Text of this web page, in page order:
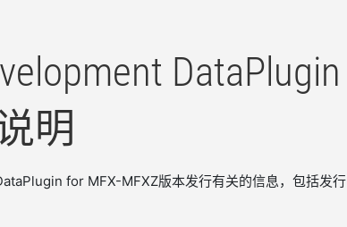
DataPlugin
明
for MFX-MFXZ版本发行有关的信息，包括发行